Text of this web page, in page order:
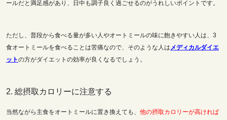
ールだと満足感があり、日中も調子良く過ごせるのがうれしいポイントです。
ただし、普段から食べる量が多い人やオートミールの味に飽きやすい人は、3
食オートミールを食べることは苦痛なので、そのような人はメディカルダイエ
ットの方がダイエットの効率が良くなるでしょう。
2. 総摂取カロリーに注意する
当然ながら主食をオートミールに置き換えても、 他の摂取カロリーが高ければ